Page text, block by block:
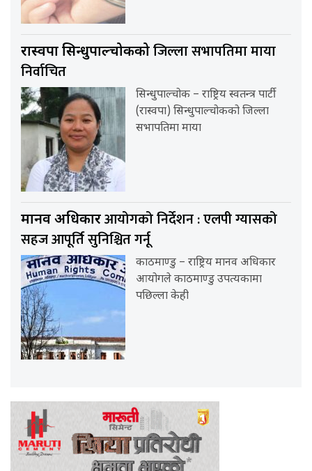
रास्वपा सिन्धुपाल्चोककोजिल्ला सभापतिमा माया
निर्वाचित
सिन्धुपाल्चोक – राष्ट्रिय स्वतन्त्र पार्टी
(रास्वपा) सिन्धुपाल्चोकको जिल्ला
सभापतिमा माया
मानव अधिकारआयोगको निर्देशन : एलपी ग्यासको
सहज आपूर्ति सुनिश्चित गर्नू
काठमाण्डु – राष्ट्रिय मानव अधिकार
आयोगले काठमाण्डु उपत्यकामा
पछिल्ला केही